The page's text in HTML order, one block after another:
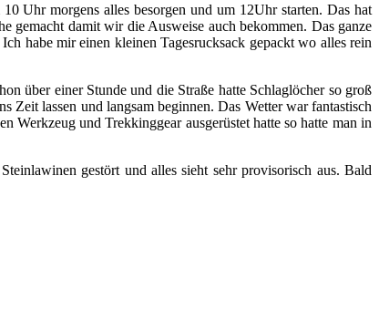
Uhr morgens alles besorgen und um 12Uhr starten. Das hat
gemacht damit wir die Ausweise auch bekommen. Das ganze
habe mir einen kleinen Tagesrucksack gepackt wo alles rein
über einer Stunde und die Straße hatte Schlaglöcher so groß
lassen und langsam beginnen. Das Wetter war fantastisch
und Trekkinggear ausgerüstet hatte so hatte man in
gestört und alles sieht sehr provisorisch aus. Bald